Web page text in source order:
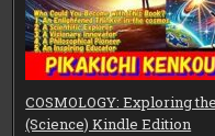
COSMOLOGY: Exploring
(Science) Kindle Edition